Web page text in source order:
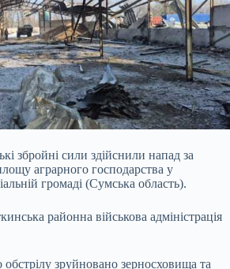
збройні сили здійснили напад за
аграрного господарства у
громаді (Сумська область).
районна військова адміністрація
обстрілу зруйновано зерносховища та